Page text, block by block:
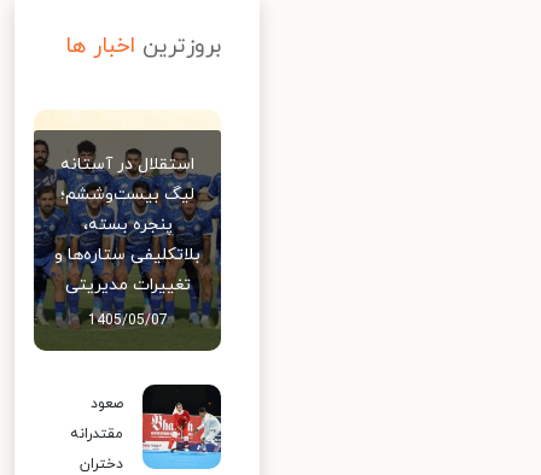
بروزترین اخبار ها
استقلال در آستانه
لیگ بیست‌وششم؛
پنجره بسته،
بلاتکلیفی ستاره‌ها و
تغییرات مدیریتی
1405/05/07
صعود
مقتدرانه
دختران